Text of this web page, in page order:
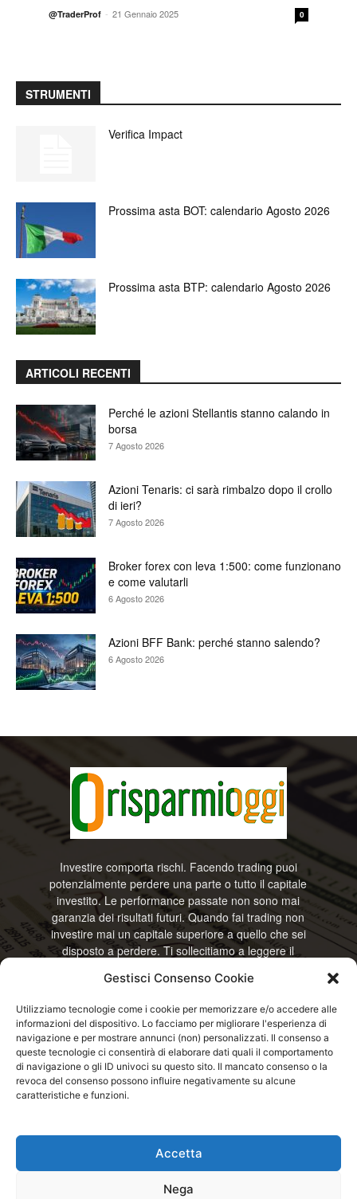
Gestisci Consenso Cookie
Utilizziamo tecnologie come i cookie per memorizzare e/o accedere alle
informazioni del dispositivo. Lo facciamo per migliorare l'esperienza di
navigazione e per mostrare annunci (non) personalizzati. Il consenso a
queste tecnologie ci consentirà di elaborare dati quali il comportamento
di navigazione o gli ID univoci su questo sito. Il mancato consenso o la
revoca del consenso possono influire negativamente su alcune
caratteristiche e funzioni.
Accetta
Nega
@TraderProf - 21 Gennaio 2025 0
STRUMENTI
Verifica Impact
Prossima asta BOT: calendario Agosto 2026
Prossima asta BTP: calendario Agosto 2026
ARTICOLI RECENTI
Perché le azioni Stellantis stanno calando in
borsa
7 Agosto 2026
Azioni Tenaris: ci sarà rimbalzo dopo il crollo
di ieri?
7 Agosto 2026
Broker forex con leva 1:500: come funzionano
e come valutarli
6 Agosto 2026
Azioni BFF Bank: perché stanno salendo?
6 Agosto 2026
Investire comporta rischi. Facendo trading puoi
potenzialmente perdere una parte o tutto il capitale
investito. Le performance passate non sono mai
garanzia dei risultati futuri. Quando fai trading non
investire mai un capitale superiore a quello che sei
disposto a perdere. Ti sollecitiamo a leggere il
RisparmiOggi non offre alcun genere di consulenza
e non si assume la responsabilità sull’utilizzo delle
informazioni riportate. Continuando ad accedere o
a usare questo sito o ogni servizio disponibile
questo sito, dichiari di accettare termini e condizioni
previste. © RisparmiOggi
Contattaci:
Disclaimer / Avviso sui rischi